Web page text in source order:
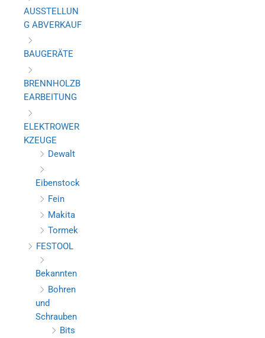
AUSSTELLUN
G ABVERKAUF
BAUGERÄTE
BRENNHOLZB
EARBEITUNG
ELEKTROWER
KZEUGE
Dewalt
Eibenstock
Fein
Makita
Tormek
FESTOOL
Bekannten
Bohren
und
Schrauben
Bits